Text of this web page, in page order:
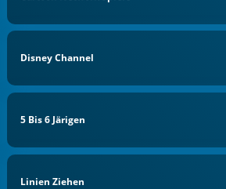
Disney Channel
5 Bis 6 Järigen
Linien Ziehen